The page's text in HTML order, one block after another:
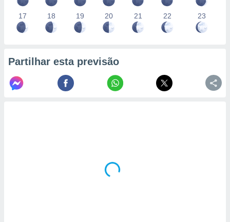
17 18 19 20 21 22 23
Partilhar esta previsão